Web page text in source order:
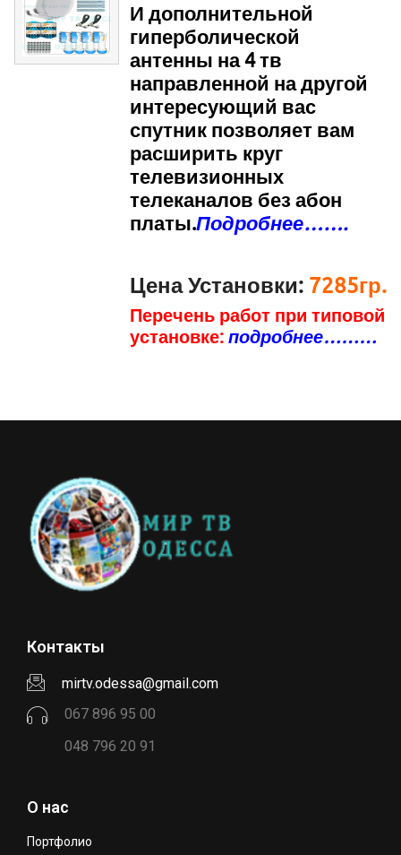
И дополнительной
гиперболической
антенны на 4 тв
направленной на другой
интересующий вас
спутник позволяет вам
расширить круг
телевизионных
телеканалов без абон
платы.Подробнее…….
Цена Установки: 7285гр.
Перечень работ при типовой
установке: подробнее………
Контакты
mirtv.odessa@gmail.com
067 896 95 00
048 796 20 91
О нас
Портфолио